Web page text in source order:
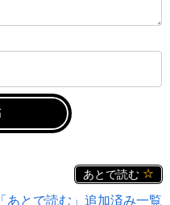
あとで読む
「あとで読む」追加済み一覧